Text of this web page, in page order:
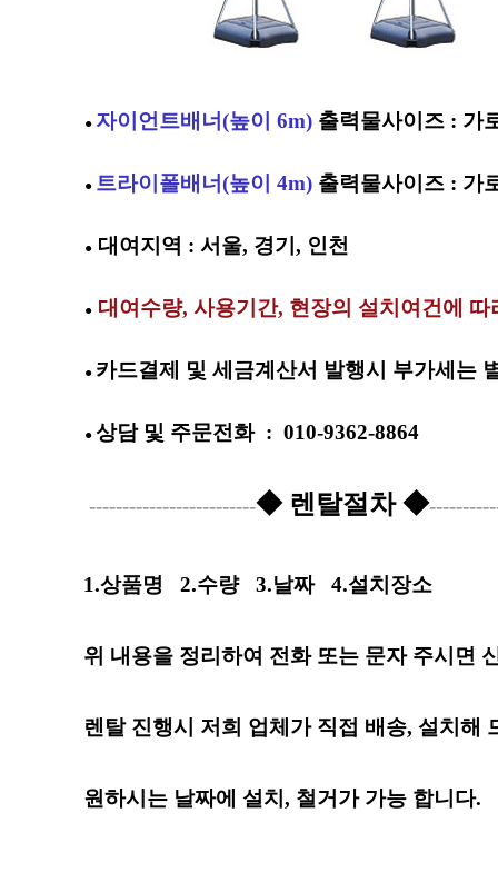
● 자이언트배너(높이 6m) 출력물사이즈 : 가
● 트라이폴배너(높이 4m) 출력물사이즈 : 가
● 대여지역 : 서울, 경기, 인천
● 대여수량, 사용기간, 현장의 설치여건에
● 카드결제 및 세금계산서 발행시 부가세는
● 상담 및 주문전화 : 010-9362-8864
-------------------------◆ 렌탈절차 ◆
1.상품명 2.수량 3.날짜 4.설치장소
위 내용을 정리하여 전화 또는 문자 주시면 신
렌탈 진행시 저희 업체가 직접 배송, 설치해 드
원하시는 날짜에 설치, 철거가 가능 합니다.